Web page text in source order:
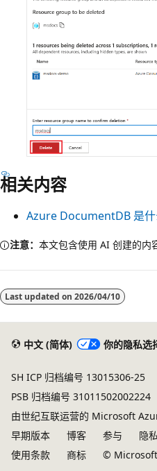
相关内容
Azure DocumentDB 是什
注意： 本文包含使用 AI 创建的内
Last updated on 2026/04/10
中文 (简体) 你的隐私选
SH ICP 归档编号 13015306-25
PSB 归档编号 31011502002224
由世纪互联运营的 Microsoft
早期版本
博客 参与 隐私
使用条款
商标 ©